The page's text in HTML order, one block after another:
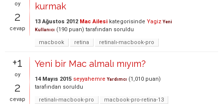
oy
2
cevap
kurmak
13 Ağustos 2012 Mac Ailesi kategorisinde Yagiz Yeni
Kullanıcı (190 puan) tarafından soruldu
macbook
retina retinalı-macbook-pro
+1
oy
2
cevap
Yeni bir Mac almalı mıyım?
14 Mayıs 2015 seyyahemre Yardımcı (1,010 puan)
tarafından soruldu
retinalı-macbook-pro
macbook-pro-retina-13